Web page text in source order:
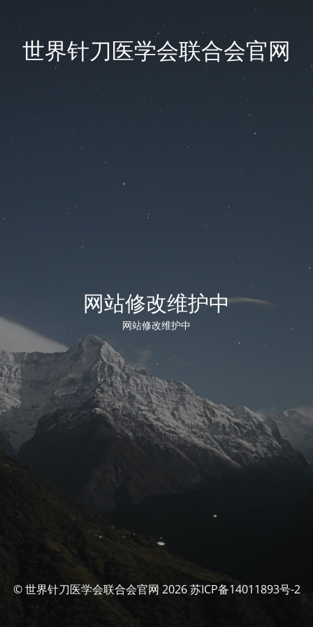
世界针刀医学会联合会官网
网站修改维护中
网站修改维护中
© 世界针刀医学会联合会官网 2026 苏ICP备14011893号-2